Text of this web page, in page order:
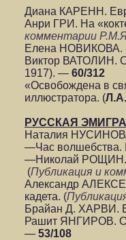
Диана КАРЕНН.
Анри ГРИ. На
комментарии
Елена НОВИКОВА.
Виктор ВАТОЛИН.
1917). — 60/312
«Освобождена в
иллюстратора. (
РУССКАЯ
Наталия
—Час волшебства.
—Николай РОЩИН.
(Публикация и
Александр
кадета. (
Брайан Д. ХАРВИ.
Рашит ЯНГИРОВ. О
— 53/108